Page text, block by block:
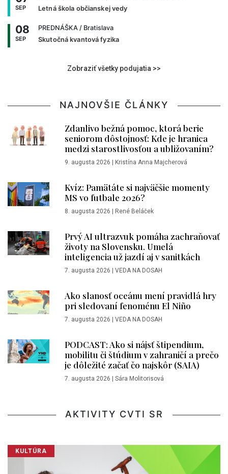
SEP
Letná škola občianskej vedy
08
SEP
PREDNÁŠKA / Bratislava
Skutočná kvantová fyzika
Zobraziť všetky podujatia >>
NAJNOVŠIE ČLÁNKY
Zdanlivo bežná pomoc, ktorá berie
seniorom dôstojnosť: Kde je hranica
medzi starostlivosťou a ubližovaním?
9. augusta 2026 Kristína Anna Majcherová
Kvíz: Pamätáte si najväčšie momenty
MS vo futbale 2026?
8. augusta 2026 René Beláček
Prvý AI ultrazvuk pomáha zachraňovať
životy na Slovensku. Umelá
inteligencia už jazdí aj v sanitkách
7. augusta 2026 VEDA NA DOSAH
Ako slanosť oceánu mení pravidlá hry
pri sledovaní fenoménu El Niño
7. augusta 2026 VEDA NA DOSAH
PODCAST: Ako si nájsť štipendium,
mobilitu či štúdium v zahraničí a prečo
je dôležité začať čo najskôr (SAIA)
7. augusta 2026 Sára Molitorisová
AKTIVITY CVTI SR
KULTÚRA